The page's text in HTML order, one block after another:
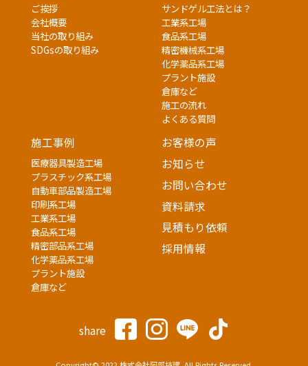
ご挨拶
会社概要
当社の取り組み
SDGsの取り組み
サンドゲル工法とは？
工業系工場
食品系工場
精密機械系工場
化学薬品系工場
プラント施設
倉庫など
施工の流れ
よくある質問
施工事例
医療器具製造工場
プラスチック系工場
自動車部品製造工場
印刷系工場
工業系工場
食品系工場
精密部品系工場
化学薬品系工場
プラント施設
倉庫など
お客様の声
お知らせ
お問い合わせ
資料請求
見積もり依頼
採用情報
share